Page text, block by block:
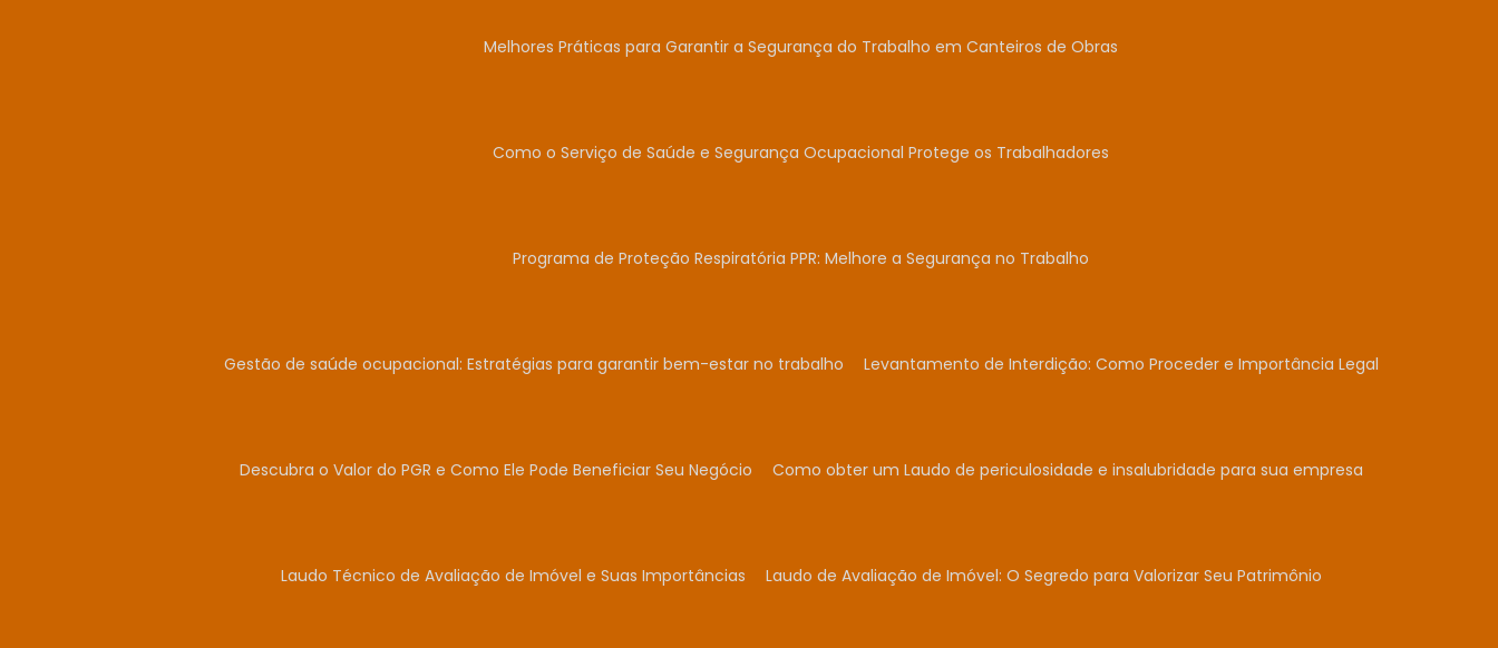
Melhores Práticas para Garantir a Segurança do Trabalho em Canteiros de Obras
Como o Serviço de Saúde e Segurança Ocupacional Protege os Trabalhadores
Programa de Proteção Respiratória PPR: Melhore a Segurança no Trabalho
Gestão de saúde ocupacional: Estratégias para garantir bem-estar no trabalho Levantamento de Interdição: Como Proceder e Importância Legal
Descubra o Valor do PGR e Como Ele Pode Beneficiar Seu Negócio Como obter um Laudo de periculosidade e insalubridade para sua empresa
Laudo Técnico de Avaliação de Imóvel e Suas Importâncias Laudo de Avaliação de Imóvel: O Segredo para Valorizar Seu Patrimônio